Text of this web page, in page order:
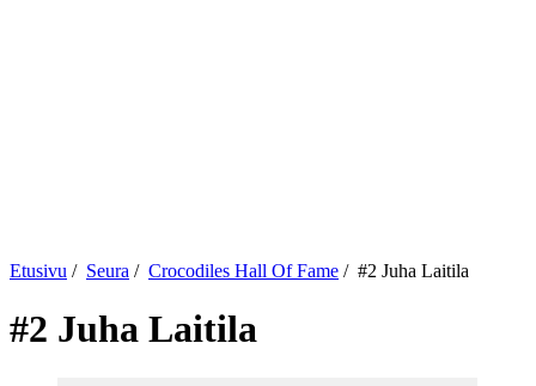
Etusivu / Seura / Crocodiles Hall Of Fame / #2 Juha Laitila
#2 Juha Laitila